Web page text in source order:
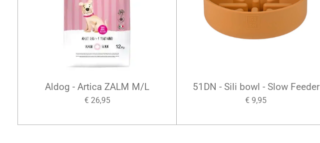
Aldog - Artica ZALM M/L
€ 26,95
51DN - Sili bowl - Slow Feeder
€ 9,95